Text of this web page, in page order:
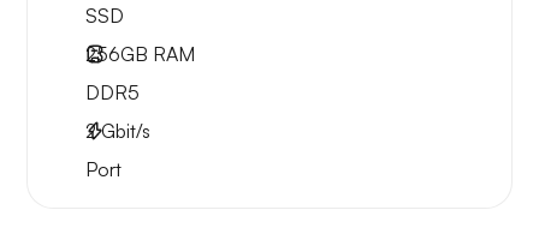
SSD
256GB RAM
DDR5
2Gbit/s
Port